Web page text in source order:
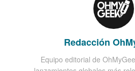
Redacción
Equipo editorial de